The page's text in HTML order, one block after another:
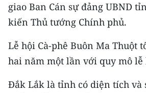
Media Du lịch
Media Thế giới
Media Thể thao
Media Giáo dục
giao Ban Cán sự đảng UBND
kiến Thủ tướng Chính phủ.
Lễ hội Cà-phê Buôn Ma Thuột
hai năm một lần với quy mô lễ
Đắk Lắk là tỉnh có diện tích và